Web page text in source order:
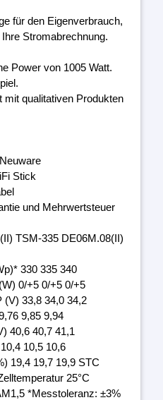
für den Eigenverbrauch,
Stromabrechnung.
Power von 1005 Watt.
qualitativen Produkten
Stick
und Mehrwertsteuer
TSM-335 DE06M.08(II)
330 335 340
0/+5 0/+5 0/+5
(V) 33,8 34,0 34,2
9,85 9,94
40,6 40,7 41,1
10,5 10,6
19,4 19,7 19,9 STC
25°C
*Messtoleranz: ±3%